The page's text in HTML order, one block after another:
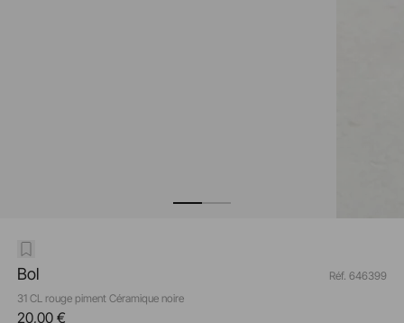
Bol
31 CL rouge piment Céramique noire
Réf. 646399
20,00 €